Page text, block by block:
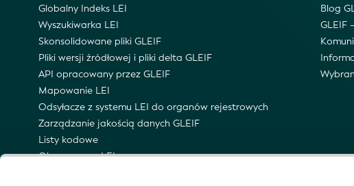
Globalny Indeks LEI
Wyszukiwarka LEI
Skonsolidowane pliki GLEIF
Pliki wersji źródłowej i pliki delta GLEIF
API opracowany przez GLEIF
Mapowanie LEI
Odsyłacze z systemu LEI do organów rejestrowych
Zarządzanie jakością danych GLEIF
Listy kodowe
Obszar nazw LEI
Blog
GLEIF